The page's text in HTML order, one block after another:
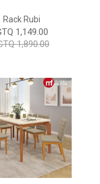
Rack Rubi
1,149.00
1,890.00